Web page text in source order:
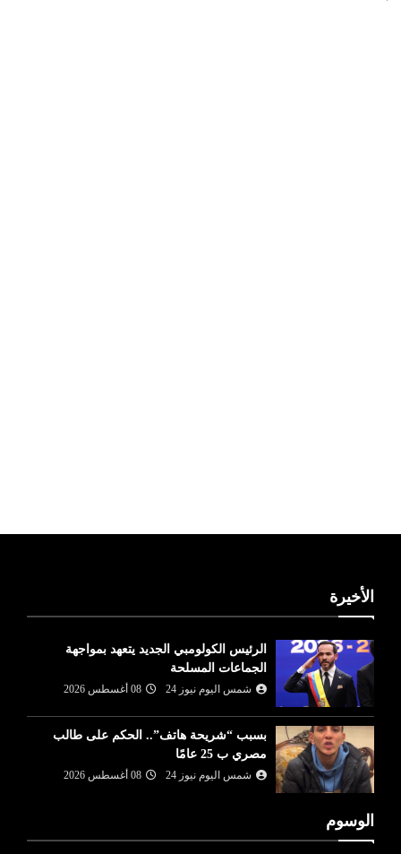
الأخيرة
الرئيس الكولومبي الجديد يتعهد بمواجهة
الجماعات المسلحة
شمس اليوم نيوز 24 08 أغسطس 2026
بسبب “شريحة هاتف”.. الحكم على طالب
مصري ب 25 عامًا
شمس اليوم نيوز 24 08 أغسطس 2026
الوسوم